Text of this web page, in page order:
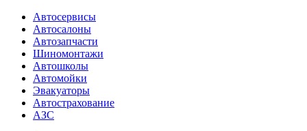
Автосервисы
Автосалоны
Автозапчасти
Шиномонтажи
Автошколы
Автомойки
Эвакуаторы
Автострахование
АЗС